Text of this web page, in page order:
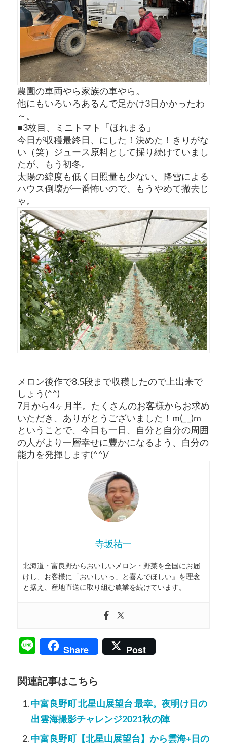
農園の車両やら家族の車やら。
他にもいろいろあるんで足かけ3日かかったわ
～。
■3枚目、ミニトマト「ほれまる」
今日が収穫最終日、にした！決めた！きりがな
い（笑）ジュース原料として採り続けていまし
たが、もう初冬。
太陽の緯度も低く日照量も少ない。降雪による
ハウス倒壊が一番怖いので、もうやめて撤去じ
ゃ。
メロン後作で8.5段まで収穫したので上出来で
しょう(^^)
7月から4ヶ月半。たくさんのお客様からお求め
いただき、ありがとうございました！m(_ _)m
ということで、今日も一日、自分と自分の周囲
の人がより一層幸せに豊かになるよう、自分の
能力を発揮します(^^)/
寺坂祐一
北海道・富良野からおいしいメロン・野菜を全国にお届
けし、お客様に「おいしいっ」と喜んでほしい』を理念
と据え、産地直送に取り組む農業を続けています。
LineShare Post
関連記事はこちら
中富良野町 北星山展望台 最幸。夜明け日の
出雲海撮影チャレンジ2021秋の陣
中富良野町【北星山展望台】から雲海+日の